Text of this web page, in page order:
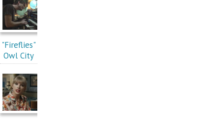
"Fireflies"
Owl City